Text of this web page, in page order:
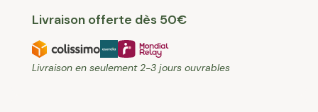
Livraison offerte dès 50€
Livraison en seulement 2-3 jours ouvrables